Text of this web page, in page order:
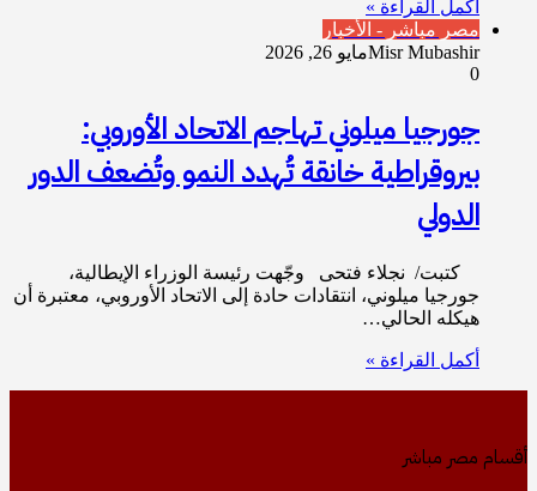
أكمل القراءة »
مصر مباشر - الأخبار
Misr Mubashirمايو 26, 2026
0
جورجيا ميلوني تهاجم الاتحاد الأوروبي:
بيروقراطية خانقة تُهدد النمو وتُضعف الدور
الدولي
كتبت/ نجلاء فتحى وجّهت رئيسة الوزراء الإيطالية،
جورجيا ميلوني، انتقادات حادة إلى الاتحاد الأوروبي، معتبرة أن
هيكله الحالي…
أكمل القراءة »
أقسام مصر مباشر